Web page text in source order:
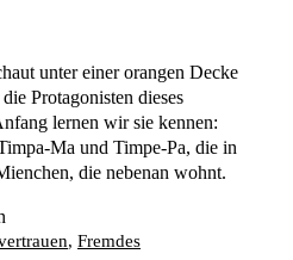
unter einer orangen Decke
Protagonisten dieses
lernen wir sie kennen:
Ma und Timpe-Pa, die in
die nebenan wohnt.
, Fremdes